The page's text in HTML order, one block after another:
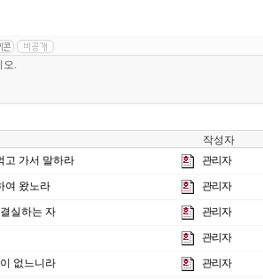
작성자
고 가서 말하라 관리자
여 왔노라 관리자
실하는 자 관리자
관리자
없느니라 관리자